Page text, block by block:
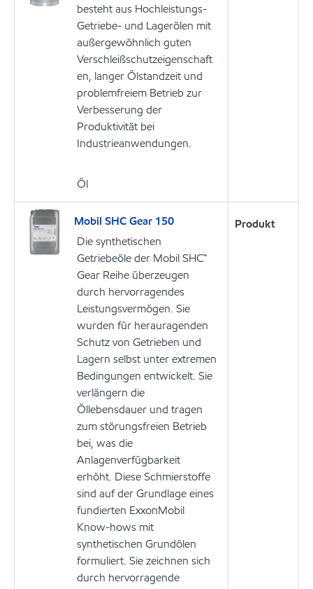
besteht aus Hochleistungs-
Getriebe- und Lagerölen mit
außergewöhnlich guten
Verschleißschutzeigenschaft
en, langer Ölstandzeit und
problemfreiem Betrieb zur
Verbesserung der
Produktivität bei
Industrieanwendungen.
Öl
Mobil SHC Gear 150
Die synthetischen
Getriebeöle der Mobil SHC™
Gear Reihe überzeugen
durch hervorragendes
Leistungsvermögen. Sie
wurden für herauragenden
Schutz von Getrieben und
Lagern selbst unter extremen
Bedingungen entwickelt. Sie
verlängern die
Öllebensdauer und tragen
zum störungsfreien Betrieb
bei, was die
Anlagenverfügbarkeit
erhöht. Diese Schmierstoffe
sind auf der Grundlage eines
fundierten ExxonMobil
Know-hows mit
synthetischen Grundölen
formuliert. Sie zeichnen sich
durch hervorragende
Produkt